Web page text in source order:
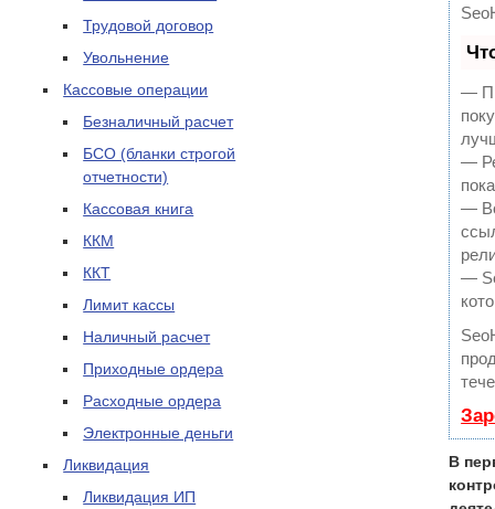
Трудовой договор
Увольнение
Кассовые операции
Безналичный расчет
БСО (бланки строгой
отчетности)
Кассовая книга
ККМ
ККТ
Лимит кассы
Наличный расчет
Приходные ордера
Расходные ордера
Электронные деньги
Ликвидация
Ликвидация ИП
—
—
—
—
В